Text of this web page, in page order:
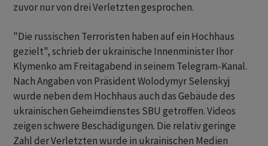
zuvor nur von drei Verletzten gesprochen.
"Die russischen Terroristen haben auf ein Hochhaus
gezielt", schrieb der ukrainische Innenminister Ihor
Klymenko am Freitagabend in seinem Telegram-Kanal.
Nach Angaben von Präsident Wolodymyr Selenskyj
wurde neben dem Hochhaus auch das Gebäude des
ukrainischen Geheimdienstes SBU getroffen. Videos
zeigen schwere Beschädigungen. Die relativ geringe
Zahl der Verletzten wurde in ukrainischen Medien